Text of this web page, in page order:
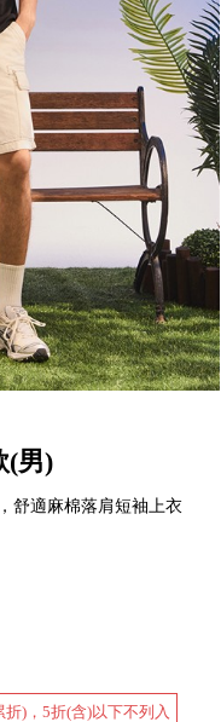
(男)
舒適麻棉落肩短袖上衣
)，5折(含)以下不列入